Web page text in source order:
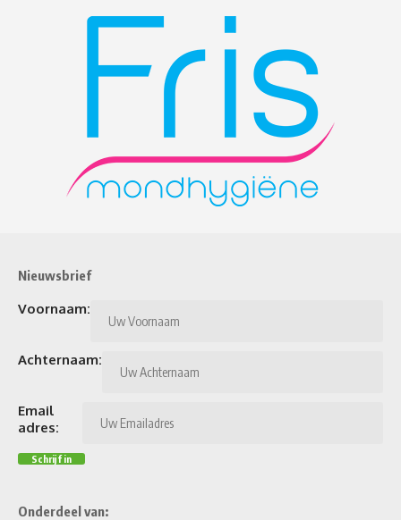
Nieuwsbrief
Voornaam:
Achternaam:
Email
adres:
Onderdeel van: